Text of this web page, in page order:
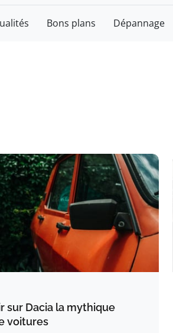
Bons plans Dépannage
sur Dacia la mythique
voitures